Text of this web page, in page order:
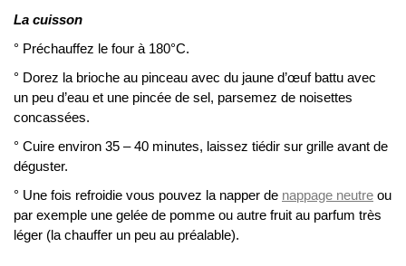
La cuisson
° Préchauffez le four à 180°C.
° Dorez la brioche au pinceau avec du jaune d’œuf battu avec
un peu d’eau et une pincée de sel, parsemez de noisettes
concassées.
° Cuire environ 35 – 40 minutes, laissez tiédir sur grille avant de
déguster.
° Une fois refroidie vous pouvez la napper de nappage neutre ou
par exemple une gelée de pomme ou autre fruit au parfum très
léger (la chauffer un peu au préalable).